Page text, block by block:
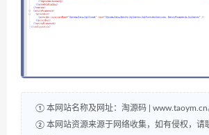
① 本网站名称及网址：淘源码 | www.taoym.cn
② 本网站资源来源于网络收集，如有侵权，请